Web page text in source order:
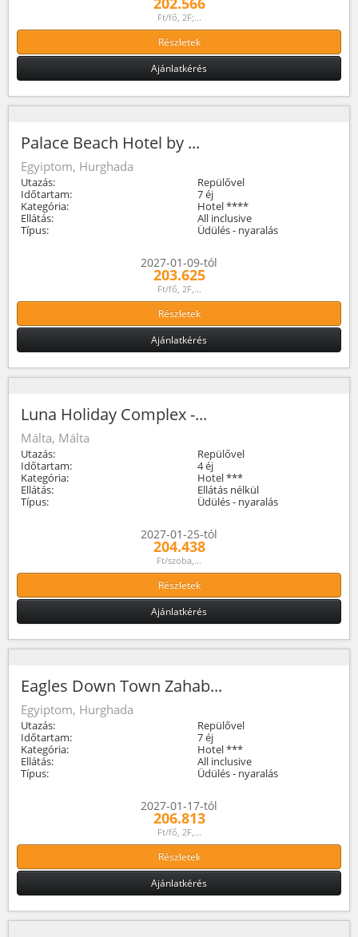
Ft/fő, 2F;...
Részletek
Ajánlatkérés
Palace Beach Hotel by ...
Egyiptom, Hurghada
Utazás:
Repülővel
Időtartam:
7 éj
Kategória:
Hotel ****
Ellátás:
All inclusive
Típus:
Üdülés - nyaralás
2027-01-09-tól
203.625
Ft/fő, 2F,...
Részletek
Ajánlatkérés
Luna Holiday Complex -...
Málta, Málta
Utazás:
Repülővel
Időtartam:
4 éj
Kategória:
Hotel ***
Ellátás:
Ellátás nélkül
Típus:
Üdülés - nyaralás
2027-01-25-tól
204.438
Ft/szoba,...
Részletek
Ajánlatkérés
Eagles Down Town Zahab...
Egyiptom, Hurghada
Utazás:
Repülővel
Időtartam:
7 éj
Kategória:
Hotel ***
Ellátás:
All inclusive
Típus:
Üdülés - nyaralás
2027-01-17-tól
206.813
Ft/fő, 2F,...
Részletek
Ajánlatkérés